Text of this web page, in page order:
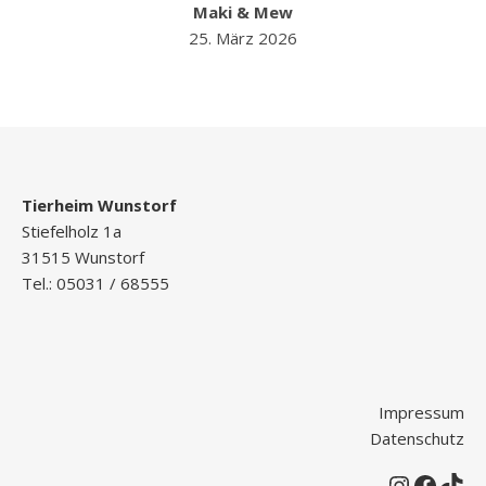
Maki & Mew
25. März 2026
Tierheim Wunstorf
Stiefelholz 1a
31515 Wunstorf
Tel.: 05031 / 68555
Impressum
Datenschutz